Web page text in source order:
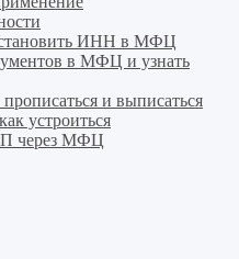
ИНН в МФЦ
в МФЦ и узнать
и выписаться
устроиться
через МФЦ